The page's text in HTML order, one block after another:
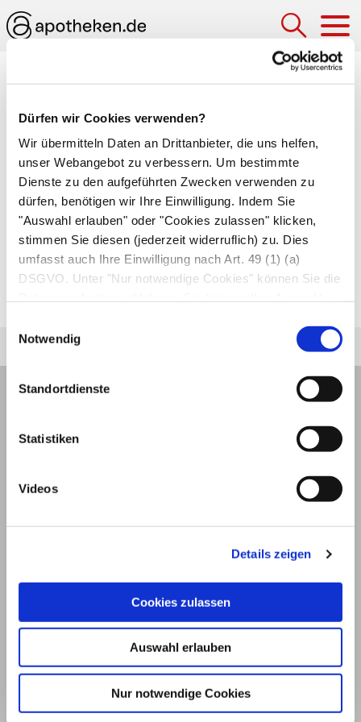
Dürfen wir Cookies verwenden?
Wir übermitteln Daten an Drittanbieter, die uns helfen,
unser Webangebot zu verbessern. Um bestimmte
Dienste zu den aufgeführten Zwecken verwenden zu
dürfen, benötigen wir Ihre Einwilligung. Indem Sie
"Auswahl erlauben" oder "Cookies zulassen" klicken,
stimmen Sie diesen (jederzeit widerruflich) zu. Dies
umfasst auch Ihre Einwilligung nach Art. 49 (1) (a)
DSGVO. Unter "Nur notwendige Cookies" können Sie die
Notwendig
Standortdienste
Statistiken
Videos
Details zeigen
Cookies zulassen
Auswahl erlauben
Nur notwendige Cookies
Medizinlexikon
Mesoderm
Die mittlere der inneren drei Zellschichten
Keimblätter) einesEmbryos. Das Mesoderm
bildet sich ab dem 17. Tag. Aus dem Mesoderm
entwickeln sich später Skelett, das
Bindegewebe, die Muskeln, der Harntrakt, die
Geschlechtsorgane sowie das Herz, die
© 2026
Datenschutz Privatsphäre
Qualitätsrichtlinien Barrierefreiheit